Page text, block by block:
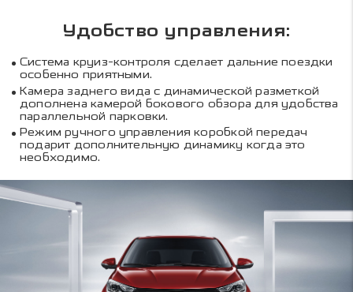
Удобство управления:
Система круиз-контроля сделает дальние поездки
особенно приятными.
Камера заднего вида с динамической разметкой
дополнена камерой бокового обзора для удобства
параллельной парковки.
Режим ручного управления коробкой передач
подарит дополнительную динамику когда это
необходимо.